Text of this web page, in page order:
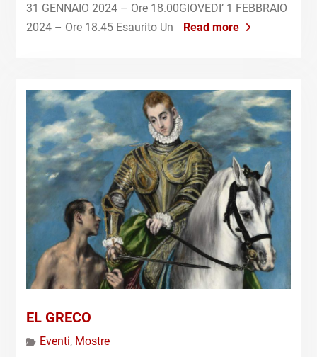
31 GENNAIO 2024 – Ore 18.00GIOVEDI’ 1 FEBBRAIO
2024 – Ore 18.45 Esaurito Un
Read more
EL GRECO
Eventi, Mostre